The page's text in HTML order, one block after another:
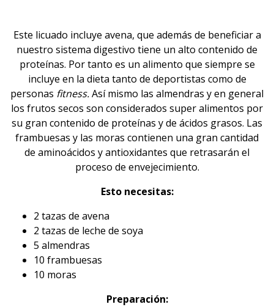
Este licuado incluye avena, que además de beneficiar a
nuestro sistema digestivo tiene un alto contenido de
proteínas. Por tanto es un alimento que siempre se
incluye en la dieta tanto de deportistas como de
personas fitness.Así mismo las almendras y en general
los frutos secos son considerados super alimentos por
su gran contenido de proteínas y de ácidos grasos. Las
frambuesas y las moras contienen una gran cantidad
de aminoácidos y antioxidantes que retrasarán el
proceso de envejecimiento.
Esto necesitas:
2 tazas de avena
2 tazas de leche de soya
5 almendras
10 frambuesas
10 moras
Preparación: